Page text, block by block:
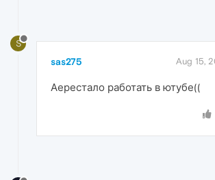
S
sas275 Aug 15,
Аерестало работать в ютубе((